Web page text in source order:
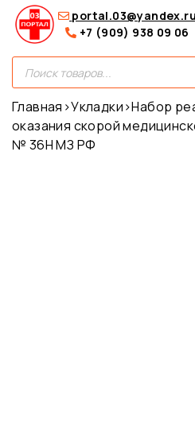
portal.03@yandex.ru
+7 (909) 938 09 06
Главная ›Укладки›Набор
оказания скорой
№ 36Н МЗ РФ